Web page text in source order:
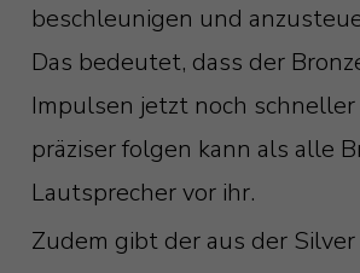
beschleunigen und
Das bedeutet, dass der
Impulsen jetzt noch
präziser folgen kann als alle
Lautsprecher vor ihr.
Zudem gibt der aus der Silver